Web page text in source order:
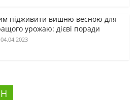
підживити вишню весною для
урожаю: дієві поради
04.04.2023